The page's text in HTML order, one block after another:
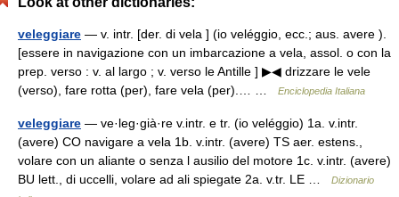
veleggiare — v. intr. [der. di vela ] (io veléggio, ecc.; aus. avere ).
[essere in navigazione con un imbarcazione a vela, assol. o con la
prep. verso : v. al largo ; v. verso le Antille ] ▶◀ drizzare le vele
(verso), fare rotta (per), fare vela (per).… …
Enciclopedia Italiana
veleggiare — ve·leg·già·re v.intr. e tr. (io veléggio) 1a. v.intr.
(avere) CO navigare a vela 1b. v.intr. (avere) TS aer. estens.,
volare con un aliante o senza l ausilio del motore 1c. v.intr. (avere)
BU lett., di uccelli, volare ad ali spiegate 2a. v.tr. LE …
Dizionario